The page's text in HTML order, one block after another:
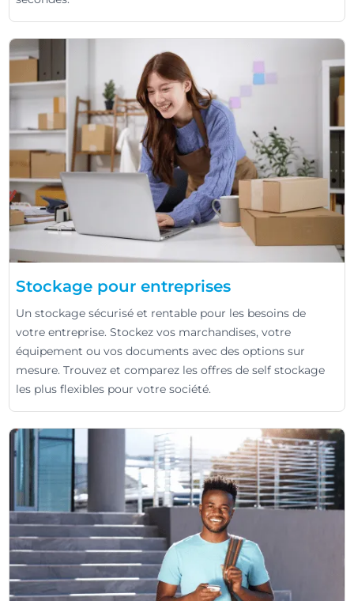
Stockage pour entreprises
Un stockage sécurisé et rentable pour les besoins de
votre entreprise. Stockez vos marchandises, votre
équipement ou vos documents avec des options sur
mesure. Trouvez et comparez les offres de self stockage
les plus flexibles pour votre société.